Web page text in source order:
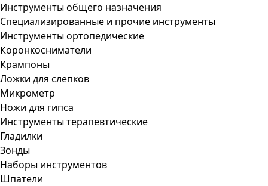
Инструменты общего назначения
Специализированные и прочие инструменты
Инструменты ортопедические
Коронкосниматели
Крампоны
Ложки для слепков
Микрометр
Ножи для гипса
Инструменты терапевтические
Гладилки
Зонды
Наборы инструментов
Шпатели